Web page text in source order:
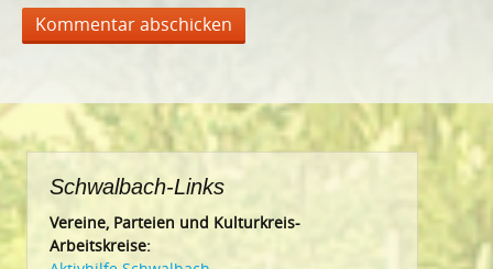
Schwalbach-Links
Vereine, Parteien und Kulturkreis-
Arbeitskreise: